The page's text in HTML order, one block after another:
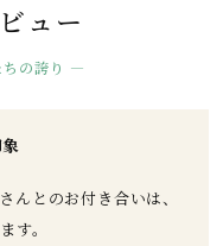
ュー
ちの誇り —
んとのお付き合いは、
す。